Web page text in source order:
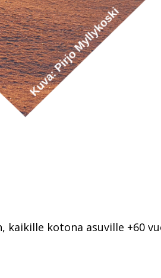
kotona asuville +60